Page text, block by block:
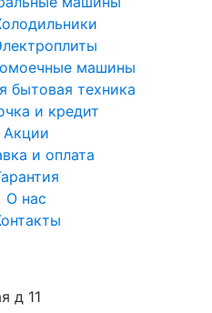
машины
бытовая техника
и кредит
Акции
и оплата
О нас
д 11